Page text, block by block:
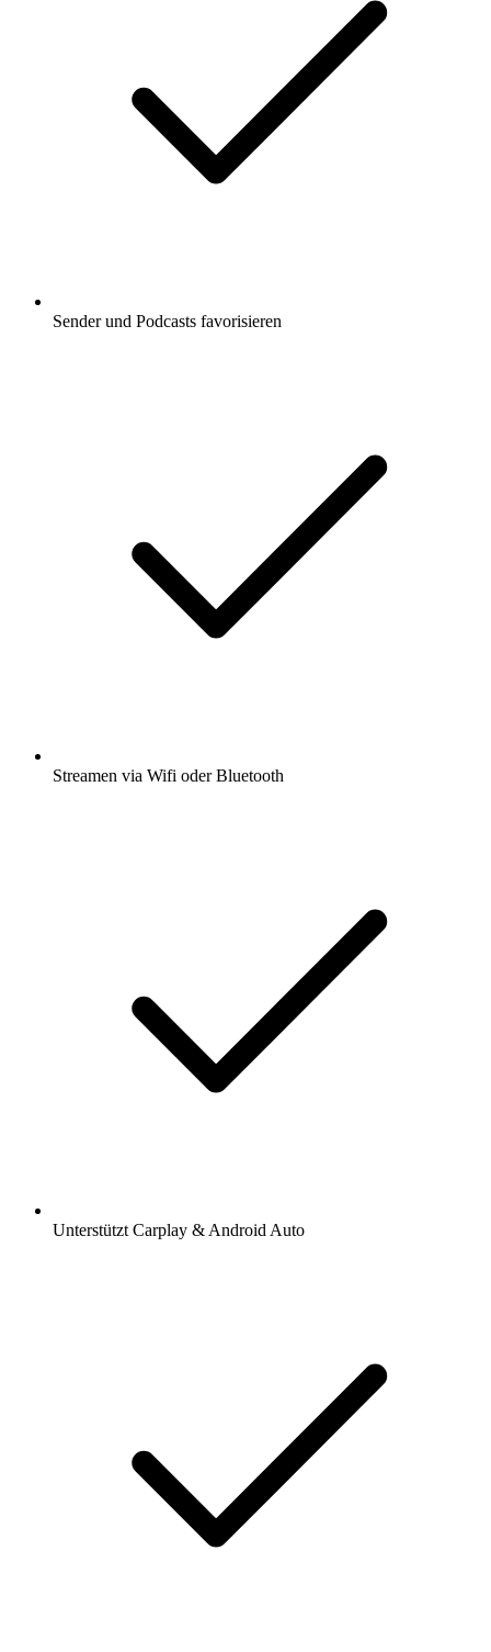
Sender und Podcasts favorisieren
Streamen via Wifi oder Bluetooth
Unterstützt Carplay & Android Auto